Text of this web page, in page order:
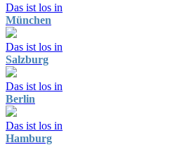
Das ist los in
München
Das ist los in
Salzburg
Das ist los in
Berlin
Das ist los in
Hamburg